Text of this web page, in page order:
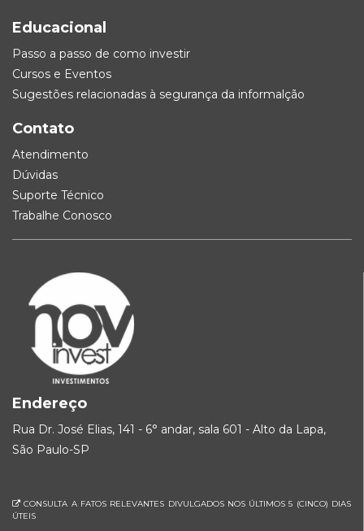
Educacional
Passo a passo de como investir
Cursos e Eventos
Sugestões relacionadas à segurança da informalção
Contato
Atendimento
Dúvidas
Suporte Técnico
Trabalhe Conosco
Endereço
Rua Dr. José Elias, 141 - 6° andar, sala 601 - Alto da Lapa,
São Paulo-SP
CONSULTA A FATOS RELEVANTES DIVULGADOS NOS ÚLTIMOS 5 (CINCO) DIAS
ÚTEIS